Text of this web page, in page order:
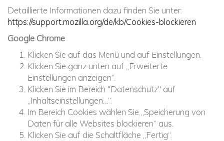
Detaillierte Informationen dazu finden Sie unter:
https://support.mozilla.org/de/kb/Cookies-blockieren
Google Chrome
Klicken Sie auf das Menü und auf Einstellungen.
Klicken Sie ganz unten auf „Erweiterte
Einstellungen anzeigen“.
Klicken Sie im Bereich "Datenschutz" auf
„Inhaltseinstellungen…“.
Im Bereich Cookies wählen Sie „Speicherung von
Daten für alle Websites blockieren“ aus.
Klicken Sie auf die Schaltfläche „Fertig“.